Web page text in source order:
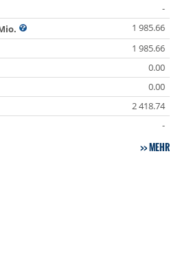
-
1 985.66
1 985.66
0.00
0.00
2 418.74
-
MEHR